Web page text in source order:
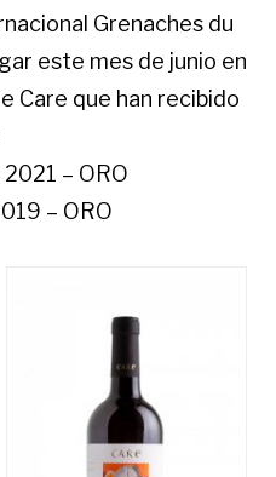
Grenaches du
este mes de junio en
Care que han recibido
– ORO
– ORO